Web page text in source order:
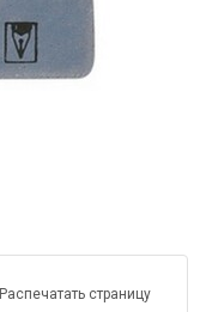
Распечатать страницу